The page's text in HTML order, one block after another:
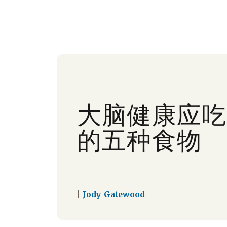
大脑健康应吃
的五种食物
Jody Gatewood